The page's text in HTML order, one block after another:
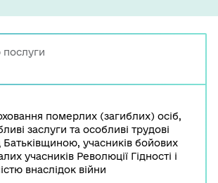
послуги
померлих (загиблих) осіб,
заслуги та особливі трудові
Батьківщиною, учасників бойових
учасників Революції Гідності і
внаслідок війни